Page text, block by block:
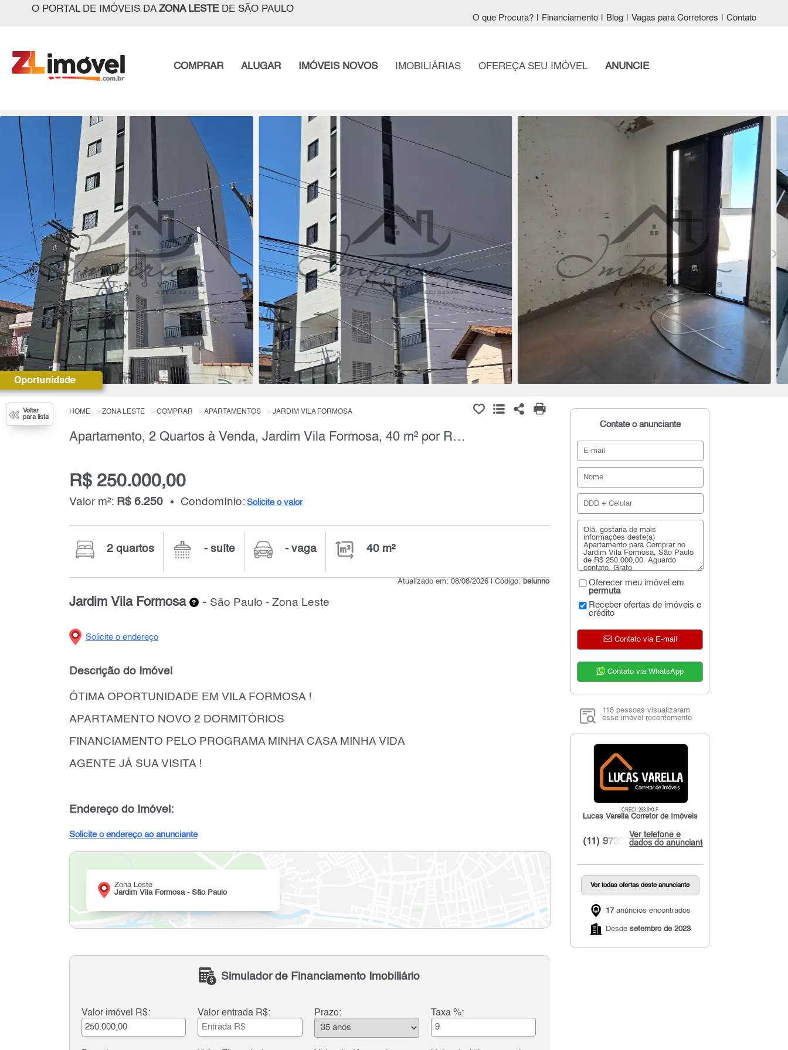
O PORTAL DE IMÓVEIS DA ZONA LESTEDE SÃO PAULO
O que Procura? Financiamento Blog Vagas para Corretores Contato
COMPRAR ALUGAR IMÓVEIS NOVOS IMOBILIÁRIAS OFEREÇA SEU IMÓVEL ANUNCIE
Voltar
para lista
HOME ZONA LESTE COMPRAR APARTAMENTOS JARDIM VILA FORMOSA
Apartamento, 2 Quartos à Venda, Jardim Vila Formosa, 40 m² por R$ 250.000,00
R$ 250.000,00
Valor m²: R$ 6.250 Condomínio: Solicite o valor
2 quartos - suíte - vaga 40 m²
Atualizado em: 08/08/2026 | Código: belunno
Jardim Vila Formosa - São Paulo - Zona Leste
Solicite o endereço
Descrição do Imóvel
ÓTIMA OPORTUNIDADE EM VILA FORMOSA !
APARTAMENTO NOVO 2 DORMITÓRIOS
FINANCIAMENTO PELO PROGRAMA MINHA CASA MINHA VIDA
AGENTE JÁ SUA VISITA !
Endereço do Imóvel:
Solicite o endereço ao anunciante
Zona Leste
Jardim Vila Formosa - São Paulo
Simulador de Financiamento Imobiliário
Valor imóvel R$: Valor entrada R$: Prazo: Taxa %:
Contate o anunciante
Oferecer meu imóvel em
permuta
Receber ofertas de imóveis e
crédito
Contato via E-mail
Contato via WhatsApp
118 pessoas visualizaram
esse imóvel recentemente
CRECI: 263.670-F
Lucas Varella Corretor de Imóveis
Ver telefone e
dados do anunciante
(11) 9738...
Ver todas ofertas deste anunciante
17anúncios encontrados
Desdesetembro de 2023